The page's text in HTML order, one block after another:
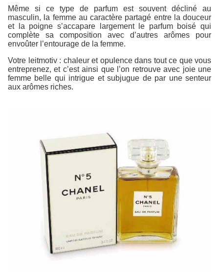
Même si ce type de parfum est souvent décliné au
masculin, la femme au caractère partagé entre la douceur
et la poigne s’accapare largement le parfum boisé qui
complète sa composition avec d’autres arômes pour
envoûter l’entourage de la femme.
Votre leitmotiv : chaleur et opulence dans tout ce que vous
entreprenez, et c’est ainsi que l’on retrouve avec joie une
femme belle qui intrigue et subjugue de par une senteur
aux arômes riches.